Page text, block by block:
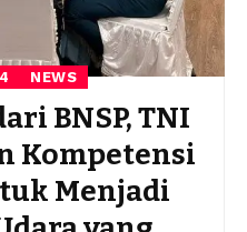
NEWS
BNSP, TNI
Kompetensi
Menjadi